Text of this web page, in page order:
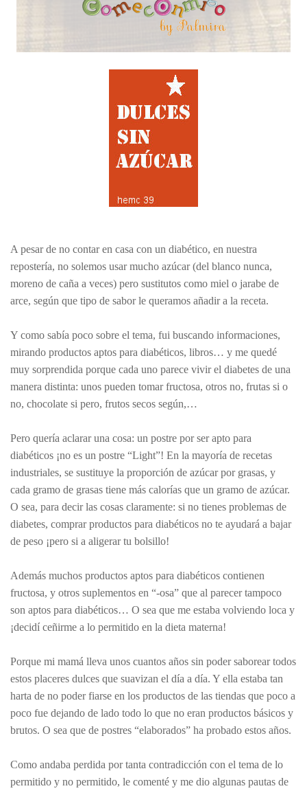
A pesar de no contar en casa con un diabético, en nuestra
repostería, no solemos usar mucho azúcar (del blanco nunca,
moreno de caña a veces) pero sustitutos como miel o jarabe de
arce, según que tipo de sabor le queramos añadir a la receta.
Y como sabía poco sobre el tema, fui buscando informaciones,
mirando productos aptos para diabéticos, libros… y me quedé
muy sorprendida porque cada uno parece vivir el diabetes de una
manera distinta: unos pueden tomar fructosa, otros no, frutas si o
no, chocolate si pero, frutos secos según,…
Pero quería aclarar una cosa: un postre por ser apto para
diabéticos ¡no es un postre “Light”! En la mayoría de recetas
industriales, se sustituye la proporción de azúcar por grasas, y
cada gramo de grasas tiene más calorías que un gramo de azúcar.
O sea, para decir las cosas claramente: si no tienes problemas de
diabetes, comprar productos para diabéticos no te ayudará a bajar
de peso ¡pero si a aligerar tu bolsillo!
Además muchos productos aptos para diabéticos contienen
fructosa, y otros suplementos en “-osa” que al parecer tampoco
son aptos para diabéticos… O sea que me estaba volviendo loca y
¡decidí ceñirme a lo permitido en la dieta materna!
Porque mi mamá lleva unos cuantos años sin poder saborear todos
estos placeres dulces que suavizan el día a día. Y ella estaba tan
harta de no poder fiarse en los productos de las tiendas que poco a
poco fue dejando de lado todo lo que no eran productos básicos y
brutos. O sea que de postres “elaborados” ha probado estos años.
Como andaba perdida por tanta contradicción con el tema de lo
permitido y no permitido, le comenté y me dio algunas pautas de